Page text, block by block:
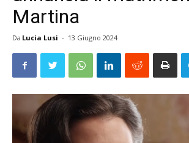
Martina
Da Lucia Lusi - 13 Giugno 2024